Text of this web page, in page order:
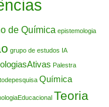
de Química epistemologia
grupo de estudos IA
Palestra
Química
Teoria